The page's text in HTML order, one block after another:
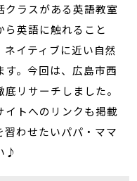
クラスがある英語教室
英語に触れること
イティブに近い自然
。今回は、広島市西
リサーチしました。
イトへのリンクも掲載
習わせたいパパ・ママ
♪